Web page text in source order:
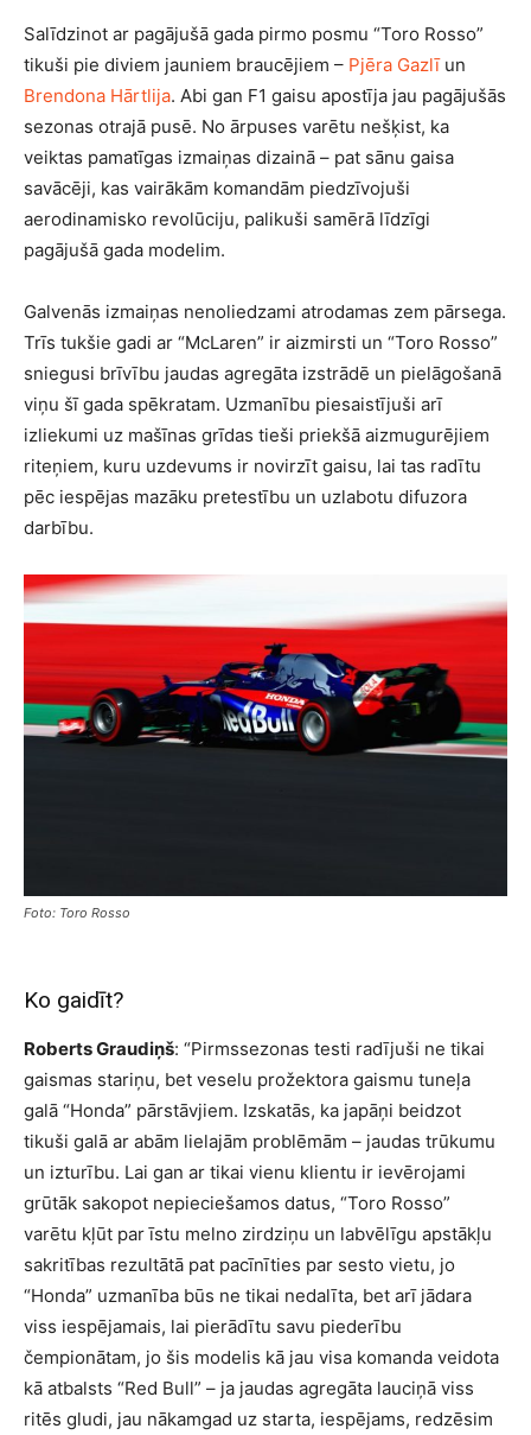
Salīdzinot ar pagājušā gada pirmo posmu “Toro Rosso”
tikuši pie diviem jauniem braucējiem – Pjēra Gazlīun
Brendona Hārtlija. Abi gan F1 gaisu apostīja jau pagājušās
sezonas otrajā pusē. No ārpuses varētu nešķist, ka
veiktas pamatīgas izmaiņas dizainā – pat sānu gaisa
savācēji, kas vairākām komandām piedzīvojuši
aerodinamisko revolūciju, palikuši samērā līdzīgi
pagājušā gada modelim.
Galvenās izmaiņas nenoliedzami atrodamas zem pārsega.
Trīs tukšie gadi ar “McLaren” ir aizmirsti un “Toro Rosso”
sniegusi brīvību jaudas agregāta izstrādē un pielāgošanā
viņu šī gada spēkratam. Uzmanību piesaistījuši arī
izliekumi uz mašīnas grīdas tieši priekšā aizmugurējiem
riteņiem, kuru uzdevums ir novirzīt gaisu, lai tas radītu
pēc iespējas mazāku pretestību un uzlabotu difuzora
darbību.
Foto: Toro Rosso
Ko gaidīt?
Roberts Graudiņš: “Pirmssezonas testi radījuši ne tikai
gaismas stariņu, bet veselu prožektora gaismu tuneļa
galā “Honda” pārstāvjiem. Izskatās, ka japāņi beidzot
tikuši galā ar abām lielajām problēmām – jaudas trūkumu
un izturību. Lai gan ar tikai vienu klientu ir ievērojami
grūtāk sakopot nepieciešamos datus, “Toro Rosso”
varētu kļūt par īstu melno zirdziņu un labvēlīgu apstākļu
sakritības rezultātā pat pacīnīties par sesto vietu, jo
“Honda” uzmanība būs ne tikai nedalīta, bet arī jādara
viss iespējamais, lai pierādītu savu piederību
čempionātam, jo šis modelis kā jau visa komanda veidota
kā atbalsts “Red Bull” – ja jaudas agregāta lauciņā viss
ritēs gludi, jau nākamgad uz starta, iespējams, redzēsim